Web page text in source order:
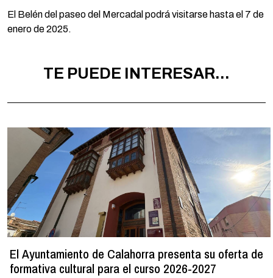
El Belén del paseo del Mercadal podrá visitarse hasta el 7 de
enero de 2025.
TE PUEDE INTERESAR...
El Ayuntamiento de Calahorra presenta su oferta de
formativa cultural para el curso 2026-2027